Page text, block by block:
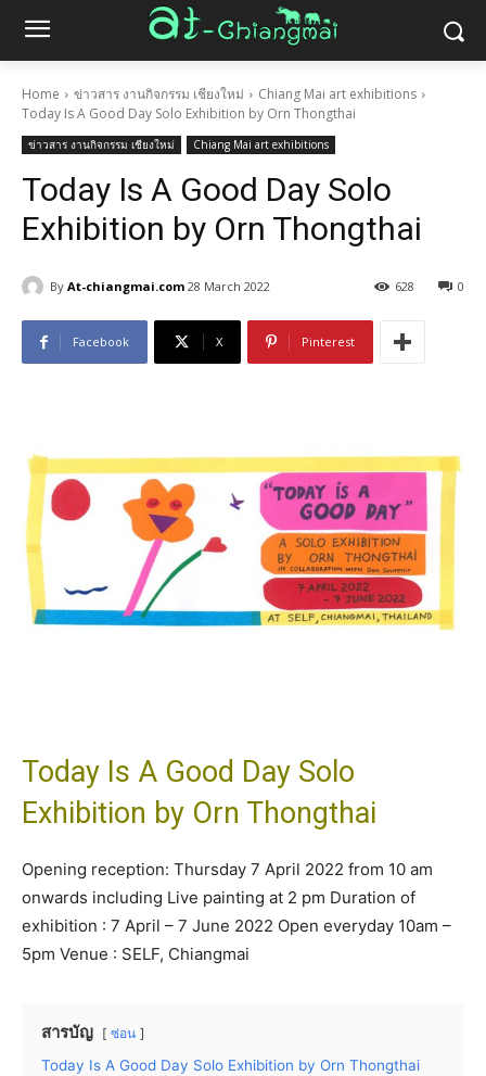
Home ข่าวสาร งานกิจกรรม เชียงใหม่
Chiang Mai art exhibitions
Today Is A Good Day Solo Exhibition by Orn Thongthai
ข่าวสาร งานกิจกรรม เชียงใหม่ Chiang Mai art exhibitions
Today Is A Good Day Solo
Exhibition by Orn Thongthai
By At-chiangmai.com 28 March 2022 0
628
Facebook X Pinterest
Today Is A Good Day Solo
Exhibition by Orn Thongthai
Opening reception: Thursday 7 April 2022 from 10 am
onwards including Live painting at 2 pm Duration of
exhibition : 7 April – 7 June 2022 Open everyday 10am –
5pm Venue : SELF, Chiangmai
สารบัญ ซ่อน
Today Is A Good Day Solo Exhibition by Orn Thongthai